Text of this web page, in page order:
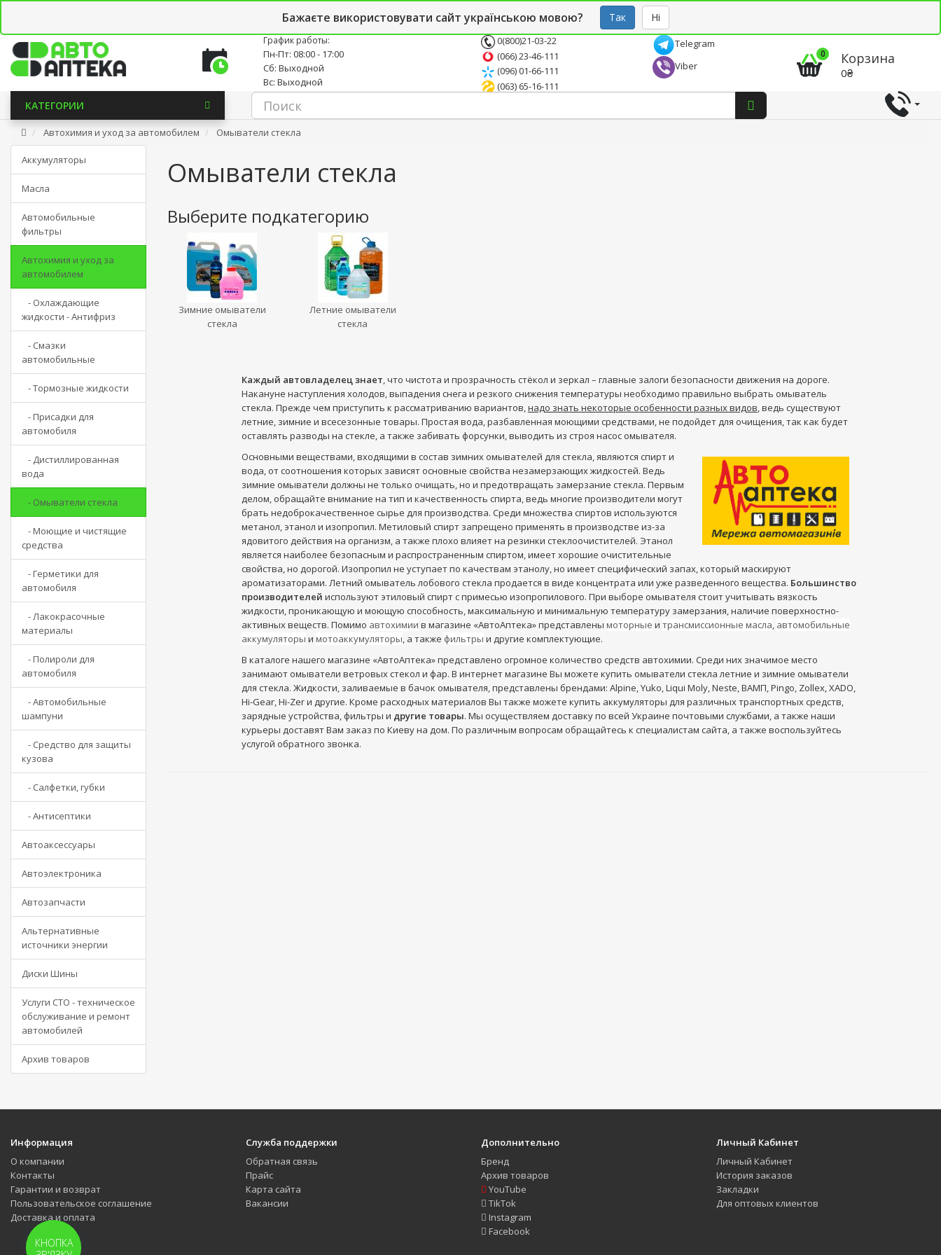
Бажаєте використовувати сайт українською мовою? Так Ні
Новостной блог Опт СТО
График работы:
Пн-Пт: 08:00 - 17:00
Сб: Выходной
Вс: Выходной
0(800)21-03-22
(066) 23-46-111
(096) 01-66-111
(063) 65-16-111
Telegram
Viber
0 Корзина
0₴
КАТЕГОРИИ
Автохимия и уход за автомобилем Омыватели стекла
Аккумуляторы
Масла
Автомобильные
фильтры
Автохимия и уход за
автомобилем
- Охлаждающие
жидкости - Антифриз
- Смазки
автомобильные
- Тормозные жидкости
- Присадки для
автомобиля
- Дистиллированная
вода
- Омыватели стекла
- Моющие и чистящие
средства
- Герметики для
автомобиля
- Лакокрасочные
материалы
- Полироли для
автомобиля
- Автомобильные
шампуни
- Средство для защиты
кузова
- Салфетки, губки
- Антисептики
Автоаксессуары
Автоэлектроника
Автозапчасти
Альтернативные
источники энергии
Диски Шины
Услуги СТО - техническое
обслуживание и ремонт
автомобилей
Архив товаров
Омыватели стекла
Выберите подкатегорию
Зимние омыватели
стекла
Летние омыватели
стекла
Каждый автовладелец знает, что чистота и прозрачность стёкол и зеркал – главные залоги безопасности движения на дороге.
Накануне наступления холодов, выпадения снега и резкого снижения температуры необходимо правильно выбрать омыватель
стекла. Прежде чем приступить к рассматриванию вариантов,надо знать некоторые особенности разных видов, ведь существуют
летние, зимние и всесезонные товары. Простая вода, разбавленная моющими средствами, не подойдет для очищения, так как будет
оставлять разводы на стекле, а также забивать форсунки, выводить из строя насос омывателя.
Основными веществами, входящими в состав зимних омывателей для стекла, являются спирт и
вода, от соотношения которых зависят основные свойства незамерзающих жидкостей. Ведь
зимние омыватели должны не только очищать, но и предотвращать замерзание стекла. Первым
делом, обращайте внимание на тип и качественность спирта, ведь многие производители могут
брать недоброкачественное сырье для производства. Среди множества спиртов используются
метанол, этанол и изопропил. Метиловый спирт запрещено применять в производстве из-за
ядовитого действия на организм, а также плохо влияет на резинки стеклоочистителей. Этанол
является наиболее безопасным и распространенным спиртом, имеет хорошие очистительные
свойства, но дорогой. Изопропил не уступает по качествам этанолу, но имеет специфический запах, который маскируют
ароматизаторами. Летний омыватель лобового стекла продается в виде концентрата или уже разведенного вещества. Большинство
производителей используют этиловый спирт с примесью изопропилового. При выборе омывателя стоит учитывать вязкость
жидкости, проникающую и моющую способность, максимальную и минимальную температуру замерзания, наличие поверхностно-
активных веществ. Помимо автохимии в магазине «АвтоАптека» представлены моторные и трансмиссионные масла, автомобильные
аккумуляторы и мотоаккумуляторы, а также фильтры и другие комплектующие.
В каталоге нашего магазине «АвтоАптека» представлено огромное количество средств автохимии. Среди них значимое место
занимают омыватели ветровых стекол и фар. В интернет магазине Вы можете купить омыватели стекла летние и зимние омыватели
для стекла. Жидкости, заливаемые в бачок омывателя, представлены брендами: Alpine, Yuko, Liqui Moly, Neste, ВАМП, Pingo, Zollex, XADO,
Hi-Gear, Hi-Zer и другие. Кроме расходных материалов Вы также можете купить аккумуляторы для различных транспортных средств,
зарядные устройства, фильтры и другие товары. Мы осуществляем доставку по всей Украине почтовыми службами, а также наши
курьеры доставят Вам заказ по Киеву на дом. По различным вопросам обращайтесь к специалистам сайта, а также воспользуйтесь
услугой обратного звонка.
Информация
О компании
Контакты
Гарантии и возврат
Пользовательское соглашение
Доставка и оплата
Служба поддержки
Обратная связь
Прайс
Карта сайта
Вакансии
Дополнительно
Бренд
Архив товаров
YouTube
TikTok
Instagram
Facebook
Личный Кабинет
Личный Кабинет
История заказов
Закладки
Для оптовых клиентов
КНОПКА